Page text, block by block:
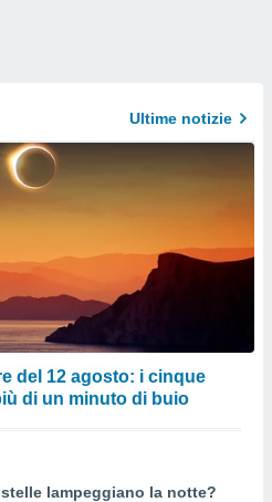
Ultime notizie
del 12 agosto: i cinque
di un minuto di buio
stelle lampeggiano la notte?